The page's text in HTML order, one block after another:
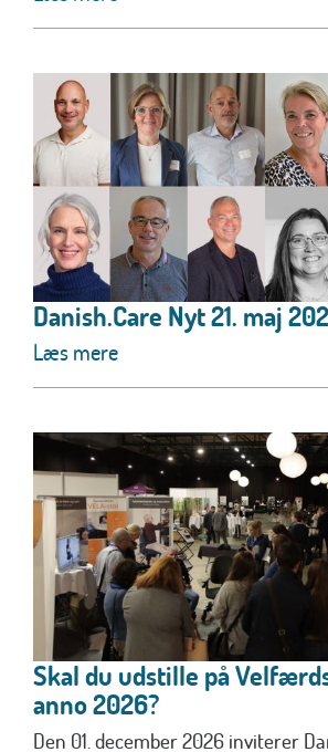
Danish.Care Nyt 21. maj
Læs mere
Skal du udstille på
anno 2026?
Den 01. december 2026 inviterer